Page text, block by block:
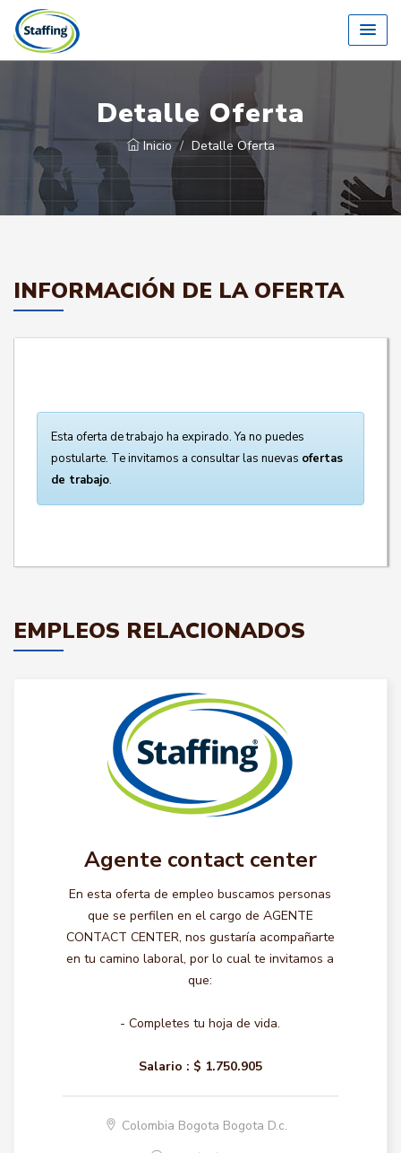
Detalle Oferta
Inicio Detalle Oferta
INFORMACIÓN DE LA OFERTA
Esta oferta de trabajo ha expirado. Ya no puedes
postularte. Te invitamos a consultar las nuevas ofertas
de trabajo.
EMPLEOS RELACIONADOS
Agente contact center
En esta oferta de empleo buscamos personas
que se perfilen en el cargo de AGENTE
CONTACT CENTER, nos gustaría acompañarte
en tu camino laboral, por lo cual te invitamos a
que:
- Completes tu hoja de vida.
Salario : $ 1.750.905
Colombia Bogota Bogota D.c.